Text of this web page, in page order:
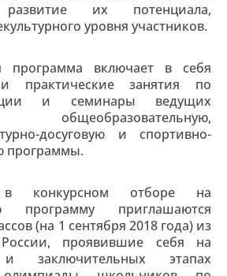
развитие их потенциала,
уровня участников.
программа включает в себя
и практические занятия по
и семинары ведущих
общеобразовательную,
досуговую и спортивно-
программы.
конкурсном отборе на
программу приглашаются
(на 1 сентября 2018 года) из
проявившие себя на
и заключительных этапах